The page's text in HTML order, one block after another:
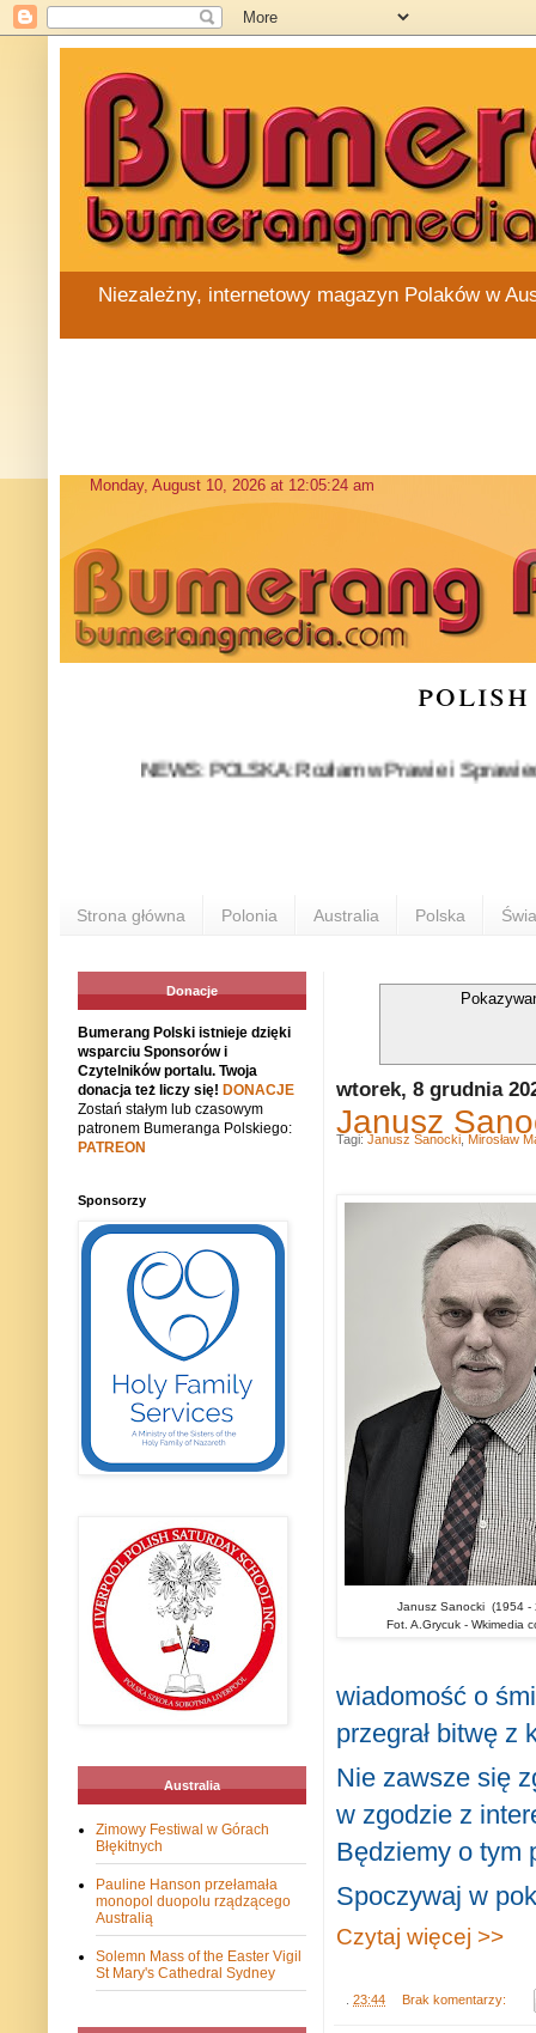
Niezależny, internetowy magazyn Polaków w
NEWS: POLSKA: Rozłam w Prawie i
Strona główna Polonia Australia Polska
wtorek, 8 grudnia
Janusz
Janusz Sanocki (1954 -
Fot. A.Grycuk - Wkimedia
wiadomość o
przegrał bitwę z
Nie zawsze się
w zgodzie z
Będziemy o tym
Spoczywaj w
Czytaj więcej >>
23:44 Brak komentarzy:
Tagi: Janusz Sanocki Mirosław
Donacje
Bumerang Polski istnieje dzięki
wsparciu Sponsorów i
Czytelników portalu. Twoja
donacja też liczy się! DONACJE
Zostań stałym lub czasowym
patronem Bumeranga Polskiego:
PATREON
Sponsorzy
Australia
Zimowy Festiwal w Górach
Błękitnych
Pauline Hanson przełamała
monopol duopolu rządzącego
Australią
Solemn Mass of the Easter Vigil
St Mary's Cathedral Sydney